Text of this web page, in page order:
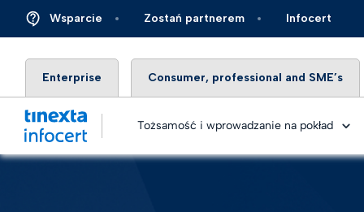
Wsparcie Zostań partnerem Infocert
Enterprise Consumer, professional and SME’s
Tożsamość i wprowadzanie na pokład